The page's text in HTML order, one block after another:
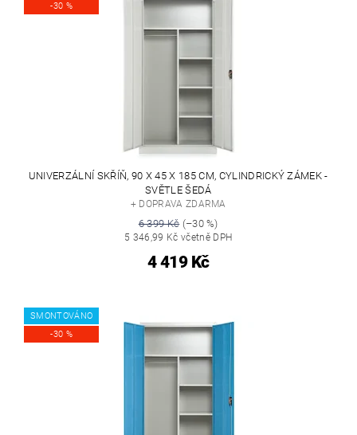
-30 %
UNIVERZÁLNÍ SKŘÍŇ, 90 X 45 X 185 CM, CYLINDRICKÝ ZÁMEK -
SVĚTLE ŠEDÁ
+ DOPRAVA ZDARMA
6 399 Kč(–30 %)
5 346,99 Kč včetně DPH
4 419 Kč
SMONTOVÁNO
-30 %